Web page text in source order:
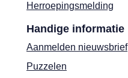
Herroepingsmelding
Handige informatie
Aanmelden nieuwsbrief
Puzzelen